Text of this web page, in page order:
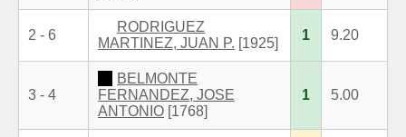
2 - 6
RODRIGUEZ
MARTINEZ, JUAN P. [1925]
1 9.20
3 - 4
BELMONTE
FERNANDEZ, JOSE
ANTONIO [1768]
1 5.00